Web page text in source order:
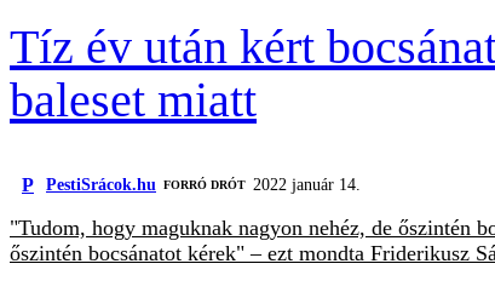
Tíz év után kért
baleset miatt
P PestiSrácok.hu FORRÓ DRÓT 2022 január 14.
"Tudom, hogy maguknak nagyon nehéz, de őszintén
őszintén bocsánatot kérek" – ezt mondta Friderikusz